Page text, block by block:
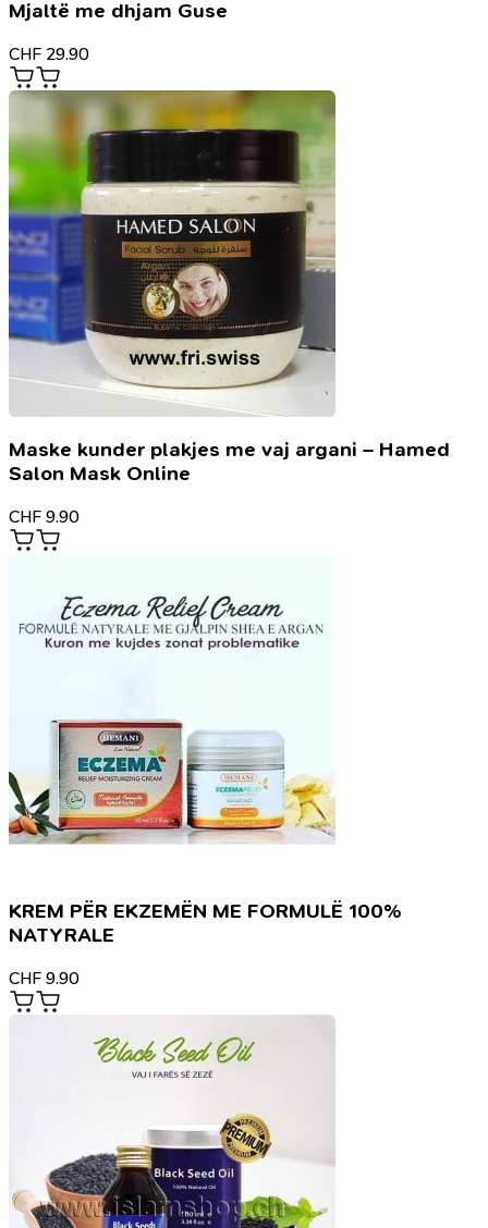
Mjaltë me dhjam Guse
CHF 29.90
Maske kunder plakjes me vaj argani – Hamed
Salon Mask Online
CHF 9.90
KREM PËR EKZEMËN ME FORMULË 100%
NATYRALE
CHF 9.90